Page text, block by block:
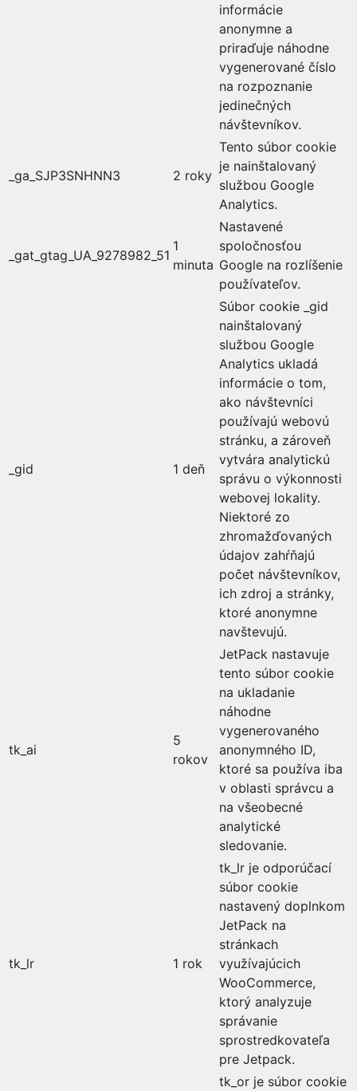
informácie
anonymne a
priraďuje náhodne
vygenerované číslo
na rozpoznanie
jedinečných
návštevníkov.
_ga_SJP3SNHNN3 2 roky
Tento súbor cookie
je nainštalovaný
službou Google
Analytics.
_gat_gtag_UA_9278982_51
1
minuta
Nastavené
spoločnosťou
Google na rozlíšenie
používateľov.
_gid 1 deň
Súbor cookie _gid
nainštalovaný
službou Google
Analytics ukladá
informácie o tom,
ako návštevníci
používajú webovú
stránku, a zároveň
vytvára analytickú
správu o výkonnosti
webovej lokality.
Niektoré zo
zhromažďovaných
údajov zahŕňajú
počet návštevníkov,
ich zdroj a stránky,
ktoré anonymne
navštevujú.
tk_ai
5
rokov
JetPack nastavuje
tento súbor cookie
na ukladanie
náhodne
vygenerovaného
anonymného ID,
ktoré sa používa iba
v oblasti správcu a
na všeobecné
analytické
sledovanie.
tk_lr 1 rok
tk_lr je odporúčací
súbor cookie
nastavený doplnkom
JetPack na
stránkach
využívajúcich
WooCommerce,
ktorý analyzuje
správanie
sprostredkovateľa
pre Jetpack.
tk_or je súbor cookie